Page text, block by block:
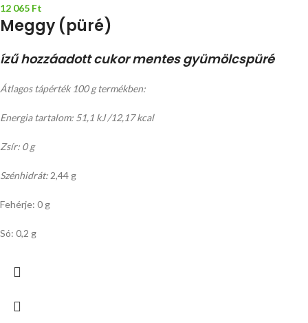
12 065 Ft
Meggy (püré)
ízű hozzáadott cukor mentes gyümölcspüré
Átlagos tápérték 100 g termékben:
Energia tartalom: 51,1 kJ /12,17 kcal
Zsír: 0 g
Szénhidrát: 2,44 g
Fehérje: 0 g
Só: 0,2 g